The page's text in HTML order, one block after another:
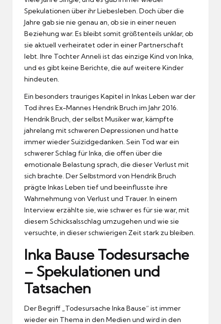
Spekulationen über ihr Liebesleben. Doch über die
Jahre gab sie nie genau an, ob sie in einer neuen
Beziehung war. Es bleibt somit größtenteils unklar, ob
sie aktuell verheiratet oder in einer Partnerschaft
lebt. Ihre Tochter Anneli ist das einzige Kind von Inka,
und es gibt keine Berichte, die auf weitere Kinder
hindeuten.
Ein besonders trauriges Kapitel in Inkas Leben war der
Tod ihres Ex-Mannes Hendrik Bruch im Jahr 2016.
Hendrik Bruch, der selbst Musiker war, kämpfte
jahrelang mit schweren Depressionen und hatte
immer wieder Suizidgedanken. Sein Tod war ein
schwerer Schlag für Inka, die offen über die
emotionale Belastung sprach, die dieser Verlust mit
sich brachte. Der Selbstmord von Hendrik Bruch
prägte Inkas Leben tief und beeinflusste ihre
Wahrnehmung von Verlust und Trauer. In einem
Interview erzählte sie, wie schwer es für sie war, mit
diesem Schicksalsschlag umzugehen und wie sie
versuchte, in dieser schwierigen Zeit stark zu bleiben.
Inka Bause Todesursache
– Spekulationen und
Tatsachen
Der Begriff „Todesursache Inka Bause“ ist immer
wieder ein Thema in den Medien und wird in den